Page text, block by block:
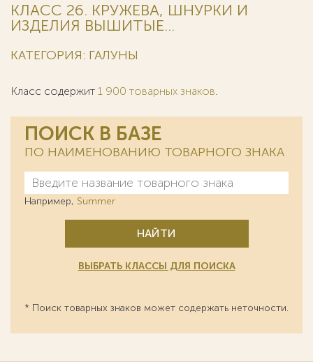
КЛАСС 26. КРУЖЕВА, ШНУРКИ И
ИЗДЕЛИЯ ВЫШИТЫЕ...
КАТЕГОРИЯ: ГАЛУНЫ
Класс содержит 1 900 товарных знаков.
ПОИСК В БАЗЕ
ПО НАИМЕНОВАНИЮ ТОВАРНОГО ЗНАКА
Например, Summer
НАЙТИ
ВЫБРАТЬ КЛАССЫ ДЛЯ ПОИСКА
* Поиск товарных знаков может содержать неточности.